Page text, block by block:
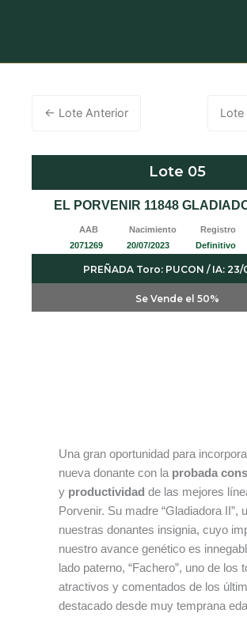
← Lote Anterior Lote
Lote 05
EL PORVENIR 11848
AAB Nacimiento Registro
2071269 20/07/2023
PREÑADA Toro: PUCON / IA:
Se Vende el 50%
Una gran oportunidad para
nueva donante con la probada
y productividad de las mejores
Porvenir. Su madre “Gladiadora II”,
nuestras donantes insignia, cuyo
nuestro avance genético es
lado paterno, “Fachero”, uno de los
atractivos y comentados de los
destacado desde muy temprana